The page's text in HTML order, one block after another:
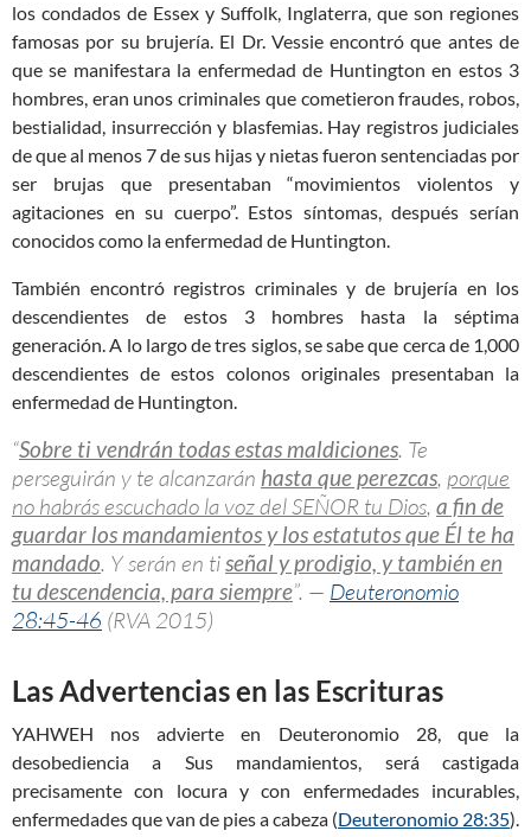
los condados de Essex y Suffolk, Inglaterra, que son regiones
famosas por su brujería. El Dr. Vessie encontró que antes de
que se manifestara la enfermedad de Huntington en estos 3
hombres, eran unos criminales que cometieron fraudes, robos,
bestialidad, insurrección y blasfemias. Hay registros judiciales
de que al menos 7 de sus hijas y nietas fueron sentenciadas por
ser brujas que presentaban “movimientos violentos y
agitaciones en su cuerpo”. Estos síntomas, después serían
conocidos como la enfermedad de Huntington.
También encontró registros criminales y de brujería en los
descendientes de estos 3 hombres hasta la séptima
generación. A lo largo de tres siglos, se sabe que cerca de 1,000
descendientes de estos colonos originales presentaban la
enfermedad de Huntington.
“Sobre ti vendrán todas estas maldiciones. Te
perseguirán y te alcanzarán hasta que perezcas, porque
no habrás escuchado la voz del SEÑOR tu Dios, a fin de
guardar los mandamientos y los estatutos que Él te ha
mandado. Y serán en tiseñal y prodigio, y también en
tu descendencia, para siempre”. — Deuteronomio
28:45-46 (RVA 2015)
Las Advertencias en las Escrituras
YAHWEH nos advierte en Deuteronomio 28, que la
desobediencia a Sus mandamientos, será castigada
precisamente con locura y con enfermedades incurables,
enfermedades que van de pies a cabeza (Deuteronomio 28:35).